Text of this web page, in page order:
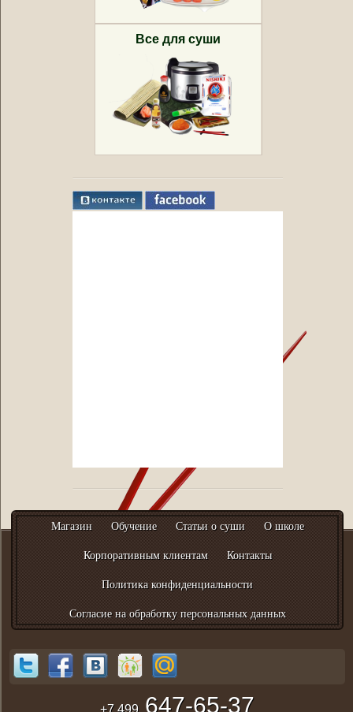
Все для суши
Магазин Обучение Статьи о суши О школе
Корпоративным клиентам Контакты
Политика конфиденциальности
Согласие на обработку персональных данных
+7 499 647-65-37